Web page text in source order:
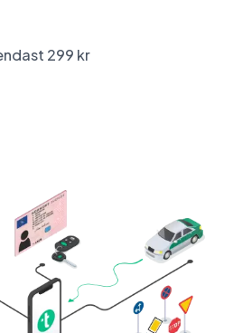
299 kr